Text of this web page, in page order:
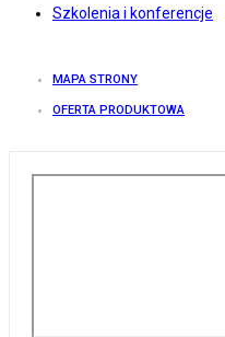
Szkolenia i konferencje
MAPA STRONY
OFERTA PRODUKTOWA